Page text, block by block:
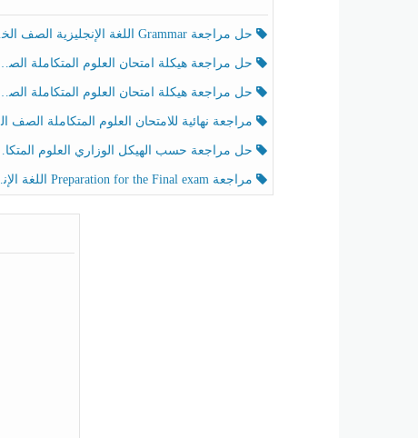
حل مراجعة Grammar اللغة الإنجليزية الصف الخامس الفصل الثالث
حل مراجعة هيكلة امتحان العلوم المتكاملة الصف الخامس انسبير الفصل الثالث
حل مراجعة هيكلة امتحان العلوم المتكاملة الصف الخامس عام الفصل الثالث
مراجعة نهائية للامتحان العلوم المتكاملة الصف الخامس انسبير الفصل الثالث
حل مراجعة حسب الهيكل الوزاري العلوم المتكاملة الصف الخامس عام الفصل الثالث
مراجعة Preparation for the Final exam اللغة الإنجليزية الصف الرابع الفصل الثالث